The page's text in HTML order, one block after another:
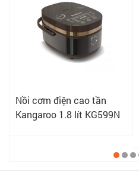
Nồi cơm điện cao tần
Kangaroo 1.8 lít KG599N